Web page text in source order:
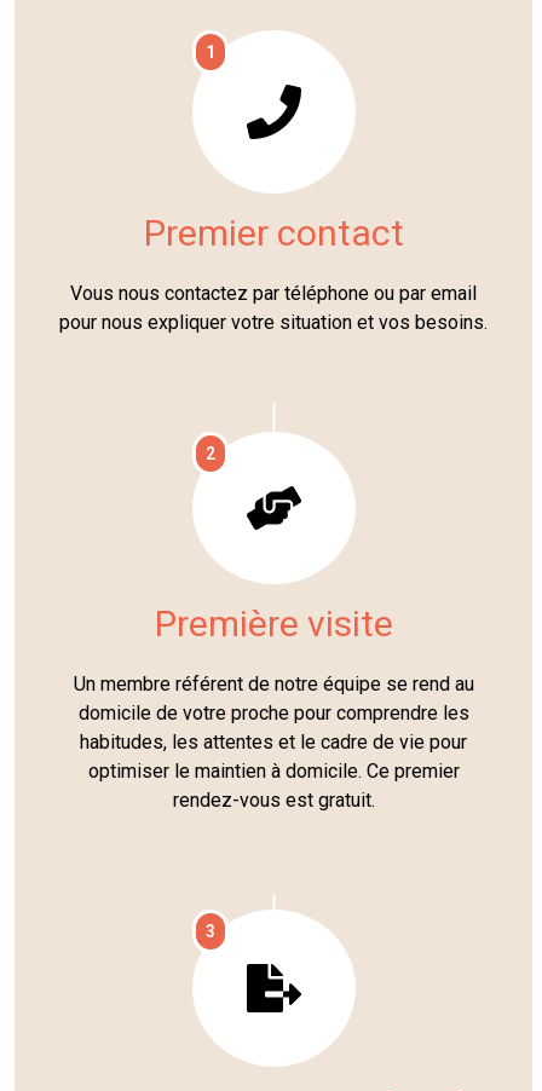
1
Premier contact
Vous nous contactez par téléphone ou par email
pour nous expliquer votre situation et vos besoins.
2
Première visite
Un membre référent de notre équipe se rend au
domicile de votre proche pour comprendre les
habitudes, les attentes et le cadre de vie pour
optimiser le maintien à domicile. Ce premier
rendez-vous est gratuit.
3